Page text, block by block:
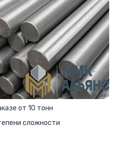
от 10 тонн
сложности